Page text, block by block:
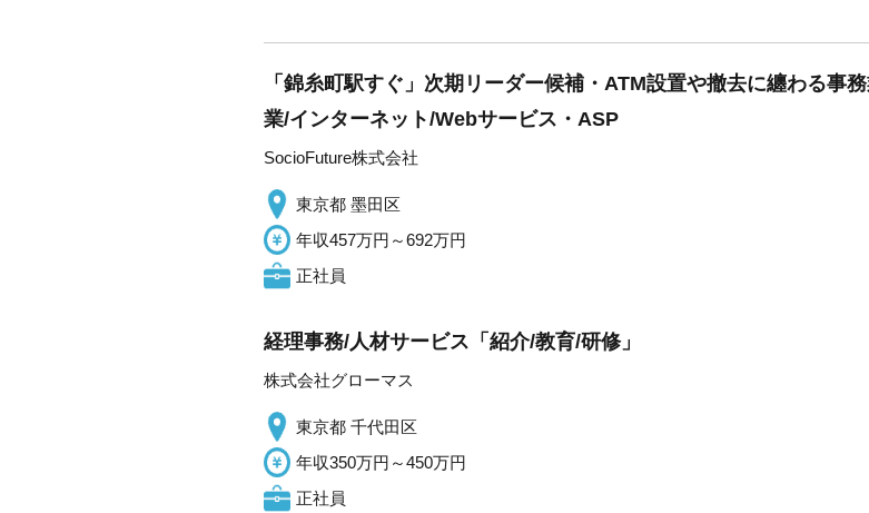
「錦糸町駅すぐ」次期リーダー候補・ATM設置や撤去に纏わる事
業/インターネット/Webサービス・ASP
SocioFuture株式会社
東京都 墨田区
年収457万円～692万円
正社員
経理事務/人材サービス「紹介/教育/研修」
株式会社グローマス
東京都 千代田区
年収350万円～450万円
正社員